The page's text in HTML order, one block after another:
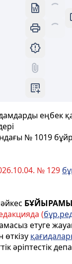
еңбек
№ 1019
№ 129
(
етуге
өткізу
әріптестік